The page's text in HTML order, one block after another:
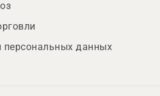
персональных данных